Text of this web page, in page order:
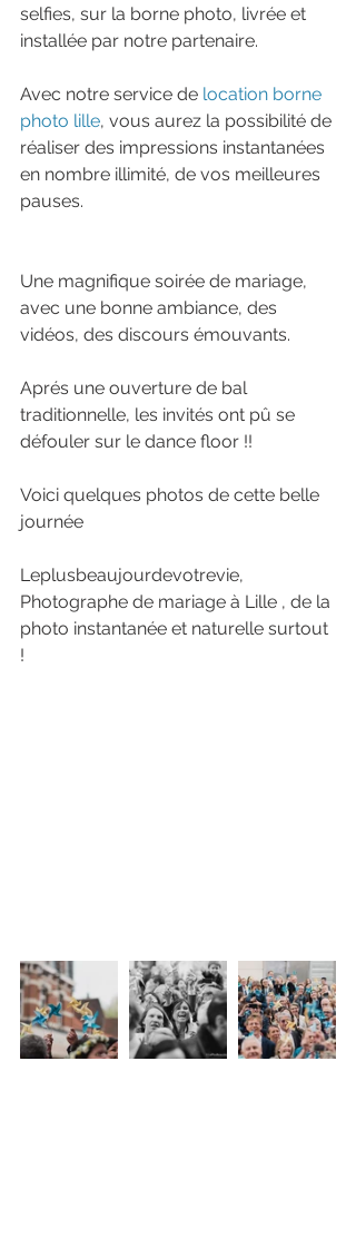
selfies, sur la borne photo, livrée et
installée par notre partenaire.
Avec notre service de location borne
photo lille, vous aurez la possibilité de
réaliser des impressions instantanées
en nombre illimité, de vos meilleures
pauses.
Une magnifique soirée de mariage,
avec une bonne ambiance, des
vidéos, des discours émouvants.
Aprés une ouverture de bal
traditionnelle, les invités ont pû se
défouler sur le dance floor !!
Voici quelques photos de cette belle
journée
Leplusbeaujourdevotrevie,
Photographe de mariage à Lille , de la
photo instantanée et naturelle surtout
!